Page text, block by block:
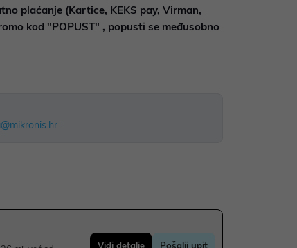
plaćanje (Kartice, KEKS pay, Virman,
kod "POPUST" , popusti se međusobno
Vidi detalje Pošalji upit